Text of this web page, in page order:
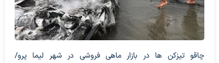
چاقو تیزکن ها در بازار ماهی فروشی در شهر لیما پرو/